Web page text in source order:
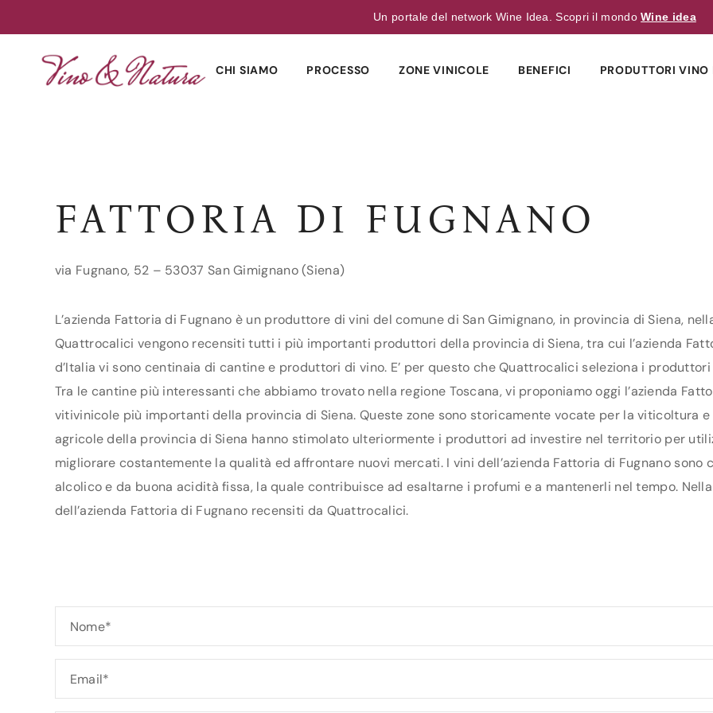
Un portale del network Wine Idea. Scopri il mondoWine idea
CHI SIAMO PROCESSO ZONE VINICOLE BENEFICI PRODUTTORI
FATTORIA DI FUGNANO
via Fugnano, 52 – 53037 San Gimignano (Siena)
L’azienda Fattoria di Fugnano è un produttore di vini del comune di San Gimignano, in provincia di Siena,
Quattrocalici vengono recensiti tutti i più importanti produttori della provincia di Siena, tra cui l’azienda
d’Italia vi sono centinaia di cantine e produttori di vino. E’ per questo che Quattrocalici seleziona i
Tra le cantine più interessanti che abbiamo trovato nella regione Toscana, vi proponiamo oggi l’azienda
vitivinicole più importanti della provincia di Siena. Queste zone sono storicamente vocate per la viticoltura
agricole della provincia di Siena hanno stimolato ulteriormente i produttori ad investire nel territorio per
migliorare costantemente la qualità ed affrontare nuovi mercati. I vini dell’azienda Fattoria di Fugnano
alcolico e da buona acidità fissa, la quale contribuisce ad esaltarne i profumi e a mantenerli nel tempo.
dell’azienda Fattoria di Fugnano recensiti da Quattrocalici.